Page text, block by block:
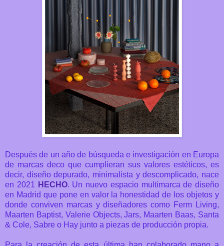
Después de un año de búsqueda e investigación en Europa
de marcas deco que cumplieran sus valores estéticos, es
decir, diseño depurado, minimalista y descomplicado, nace
en 2021 HECHO. Un nuevo espacio multimarca de diseño
en Madrid que pone en valor la honestidad de los objetos y
donde conviven marcas y diseñadores como Ferm Living,
Maarten Baptist, Valerie Objects, Jars, Maarten Baas, Santa
& Cole, Sabre o Hay junto a piezas de producción propia.